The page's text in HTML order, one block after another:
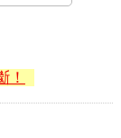
！